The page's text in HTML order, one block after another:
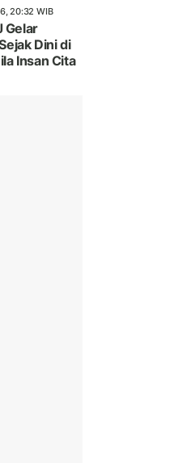
20:32 WIB
Gelar
Dini di
Insan Cita